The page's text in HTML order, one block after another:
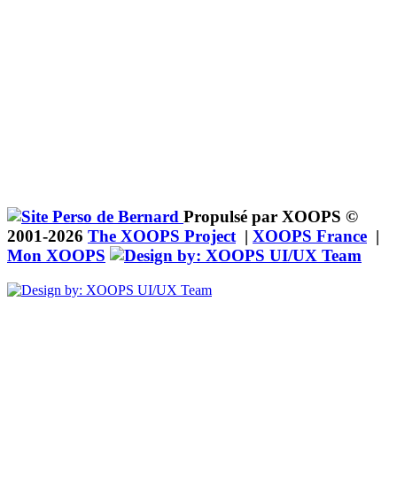
Propulsé par XOOPS ©
2001-2026 The XOOPS Project| XOOPS France |
Mon XOOPS